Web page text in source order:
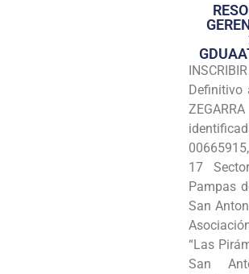
Definitivo
17
Pampas
San
“Las
San